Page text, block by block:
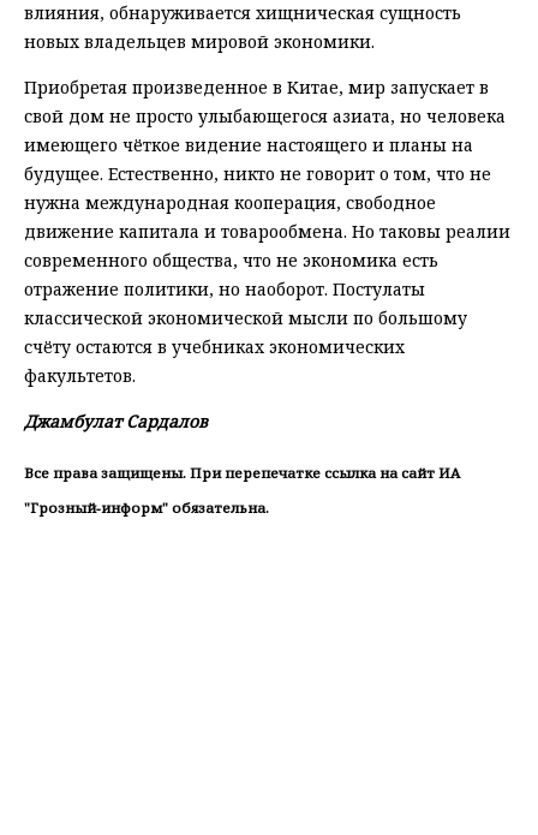
влияния, обнаруживается хищническая сущность
новых владельцев мировой экономики.
Приобретая произведенное в Китае, мир запускает в
свой дом не просто улыбающегося азиата, но человека
имеющего чёткое видение настоящего и планы на
будущее. Естественно, никто не говорит о том, что не
нужна международная кооперация, свободное
движение капитала и товарообмена. Но таковы реалии
современного общества, что не экономика есть
отражение политики, но наоборот. Постулаты
классической экономической мысли по большому
счёту остаются в учебниках экономических
факультетов.
Джамбулат Сардалов
Все права защищены. При перепечатке ссылка на сайт ИА
"Грозный-информ" обязательна.